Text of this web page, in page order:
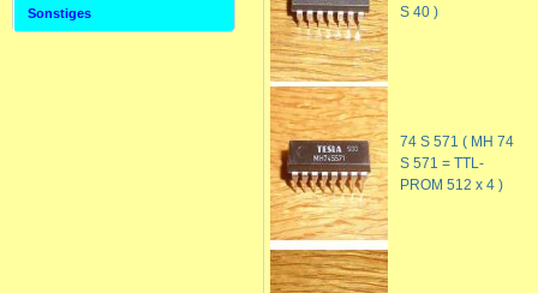
S 40 )
74 S 571 ( MH 74
S 571 = TTL-
PROM 512 x 4 )
Sonstiges